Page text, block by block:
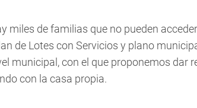
miles de familias que no pueden
de Lotes con Servicios y plano
municipal, con el que proponemos dar
con la casa propia.